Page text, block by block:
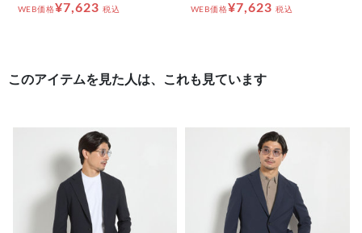
WEB価格¥7,623 税込 WEB価格¥7,623 税込
このアイテムを見た人は、これも見ています